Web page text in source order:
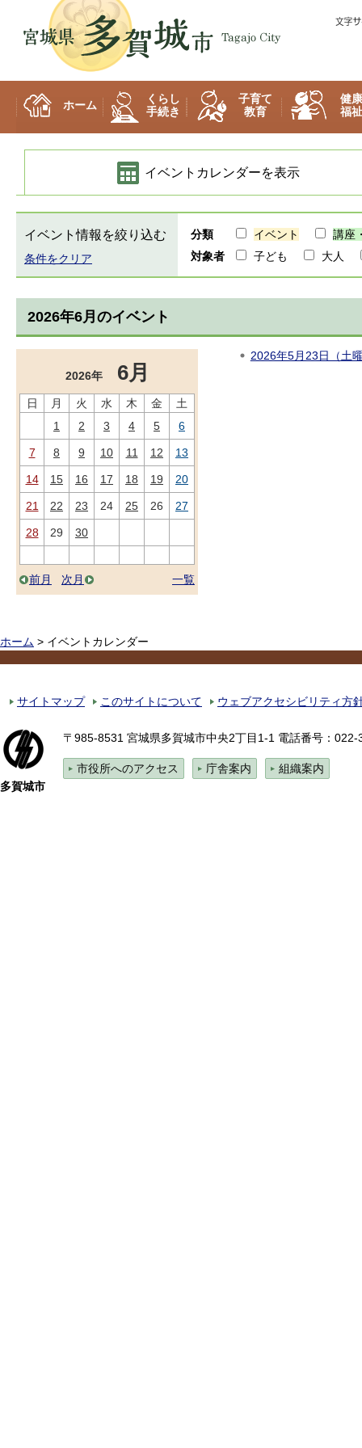
多賀城市
ホーム
くらし
手続き
子育て
教育
健康
福祉
イベントカレンダーを表示
イベント情報を絞り込む
条件をクリア
分類 イベント
講座
対象者
子ども 大人
2026年6月のイベント
2026年 6月
日 月 火 水 木 金
土
1
2 3 4 5 6
7 8 9 10 11 12 13
14 15 16 17 18 19 20
21 22 23 24 25 26 27
28 29 30
前月 一覧
次月
2026年5月23日（土
ホーム > イベントカレンダー
サイトマップ このサイトについて ウェブアクセシビリティ方
多賀城市
〒985-8531 宮城県多賀城市中央2丁目1-1 電話番号：
市役所へのアクセス 庁舎案内 組織案内